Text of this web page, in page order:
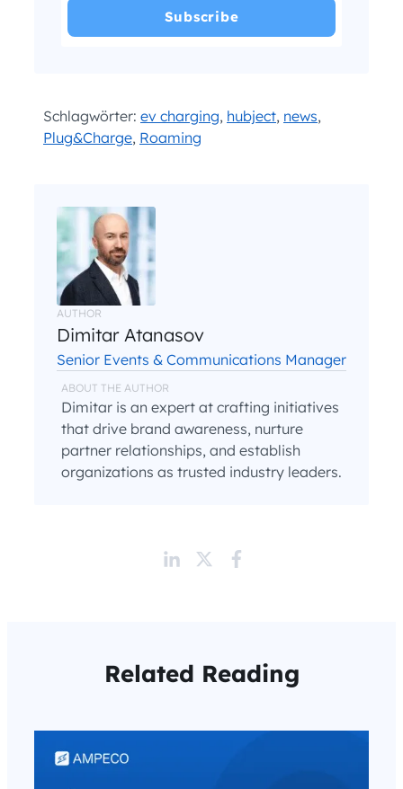
Schlagwörter: ev charging, hubject, news,
Plug&Charge, Roaming
AUTHOR
Dimitar Atanasov
Senior Events & Communications Manager
ABOUT THE AUTHOR
Dimitar is an expert at crafting initiatives
that drive brand awareness, nurture
partner relationships, and establish
organizations as trusted industry leaders.
Related Reading